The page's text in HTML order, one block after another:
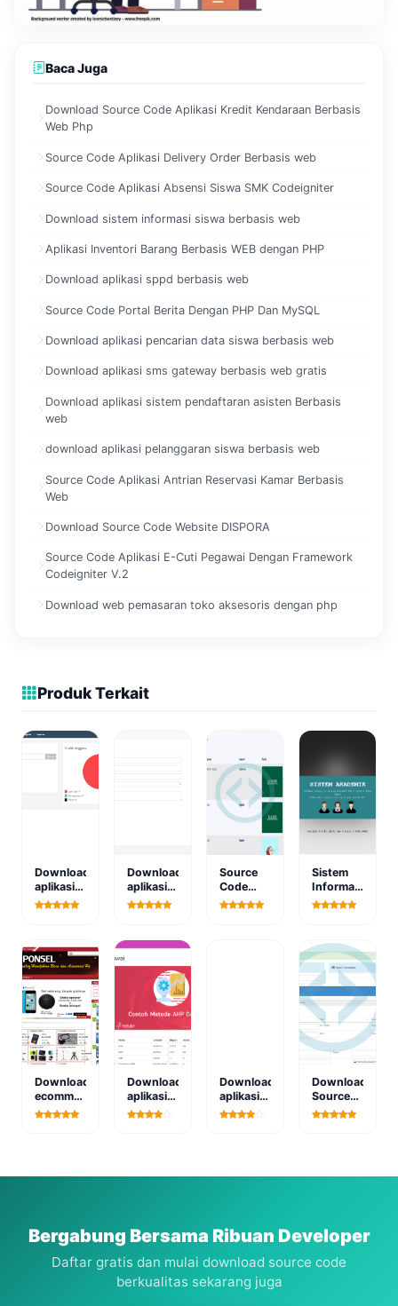
Baca Juga
Download Source Code Aplikasi Kredit Kendaraan Berbasis
Web Php
Source Code Aplikasi Delivery Order Berbasis web
Source Code Aplikasi Absensi Siswa SMK Codeigniter
Download sistem informasi siswa berbasis web
Aplikasi Inventori Barang Berbasis WEB dengan PHP
Download aplikasi sppd berbasis web
Source Code Portal Berita Dengan PHP Dan MySQL
Download aplikasi pencarian data siswa berbasis web
Download aplikasi sms gateway berbasis web gratis
Download aplikasi sistem pendaftaran asisten Berbasis
web
download aplikasi pelanggaran siswa berbasis web
Source Code Aplikasi Antrian Reservasi Kamar Berbasis
Web
Download Source Code Website DISPORA
Source Code Aplikasi E-Cuti Pegawai Dengan Framework
Codeigniter V.2
Download web pemasaran toko aksesoris dengan php
Produk Terkait
Download
aplikasi
pengolah
berbasis
web
Download
aplikasi
source
register
Source
Code
Aplikasi
Sistem
Informasi
Nilai
Dengan
CodeIgniter.
Download
ecommerce
penjualan
web
Download
aplikasi
penentuan
berbasis
Download
aplikasi
ppdb
Download
Source
Code
Bergabung Bersama Ribuan Developer
Daftar gratis dan mulai download source code
berkualitas sekarang juga